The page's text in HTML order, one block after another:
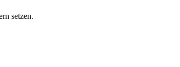
setzen.